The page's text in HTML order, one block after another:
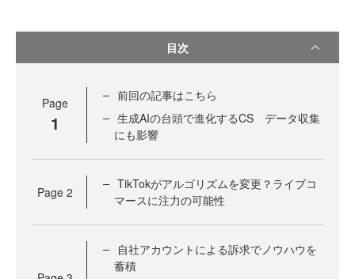
目次
Page
1
前回の記事はこちら
生成AIの台頭で進化するCS データ収集
にも影響
Page 2
TikTokがアルゴリズムを変更？ライブコ
マースに注力の可能性
自社アカウントによる訴求でノウハウを
蓄積